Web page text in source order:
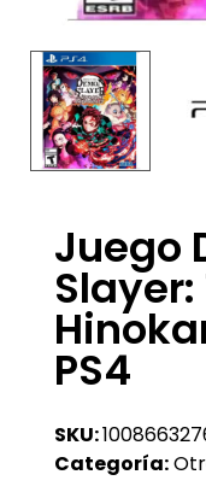
Juego
Slayer:
PS4
SKU:
Categoría: